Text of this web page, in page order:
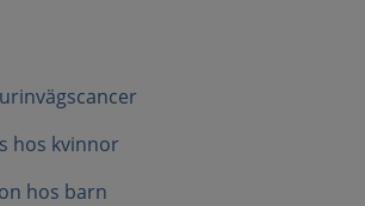
hos kvinnor
hos barn